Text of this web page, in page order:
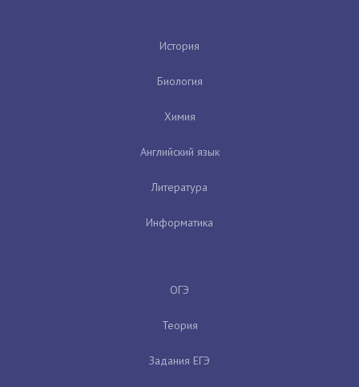
История
Биология
Химия
Английский язык
Литература
Информатика
ОГЭ
Теория
Задания ЕГЭ